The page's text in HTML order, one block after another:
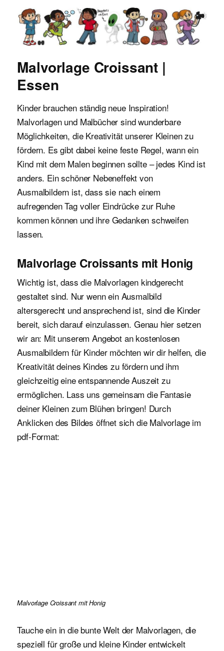
Malvorlagen für Kinder
Malvorlage Croissant |
Essen
Kinder brauchen ständig neue Inspiration!
Malvorlagen und Malbücher sind wunderbare
Möglichkeiten, die Kreativität unserer Kleinen zu
fördern. Es gibt dabei keine feste Regel, wann ein
Kind mit dem Malen beginnen sollte – jedes Kind ist
anders. Ein schöner Nebeneffekt von
Ausmalbildern ist, dass sie nach einem
aufregenden Tag voller Eindrücke zur Ruhe
kommen können und ihre Gedanken schweifen
lassen.
Malvorlage Croissants mit Honig
Wichtig ist, dass die Malvorlagen kindgerecht
gestaltet sind. Nur wenn ein Ausmalbild
altersgerecht und ansprechend ist, sind die Kinder
bereit, sich darauf einzulassen. Genau hier setzen
wir an: Mit unserem Angebot an kostenlosen
Ausmalbildern für Kinder möchten wir dir helfen, die
Kreativität deines Kindes zu fördern und ihm
gleichzeitig eine entspannende Auszeit zu
ermöglichen. Lass uns gemeinsam die Fantasie
deiner Kleinen zum Blühen bringen! Durch
Anklicken des Bildes öffnet sich die Malvorlage im
pdf-Format:
Malvorlage Croissant mit Honig
Tauche ein in die bunte Welt der Malvorlagen, die
speziell für große und kleine Kinder entwickelt